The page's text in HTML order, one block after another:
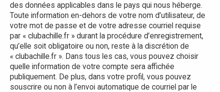
des données applicables dans le pays qui nous héberge.
Toute information en-dehors de votre nom d’utilisateur, de
votre mot de passe et de votre adresse courriel requise
par « clubachille.fr » durant la procédure d’enregistrement,
qu’elle soit obligatoire ou non, reste à la discrétion de
« clubachille.fr ». Dans tous les cas, vous pouvez choisir
quelle information de votre compte sera affichée
publiquement. De plus, dans votre profil, vous pouvez
souscrire ou non à l’envoi automatique de courriel par le